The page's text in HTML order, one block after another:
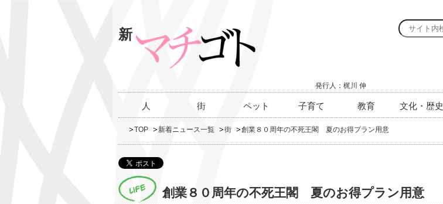
新
発行人：梶川 伸
人 街 ペット 子育て 教育 文化・歴史
TOP 新着ニュース一覧 街 創業８０周年の不死王閣 夏のお得プラン用意
創業８０周年の不死王閣 夏のお得プラン用意